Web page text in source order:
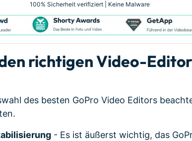
100% Sicherheit verifiziert | Keine Malware
den richtigen Video-
des besten GoPro Video Editors
- Es ist äußerst wichtig, das